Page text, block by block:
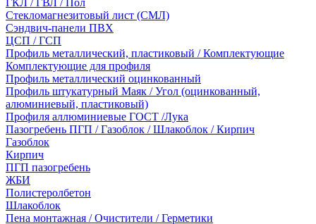
ГКЛ / ГВЛ / Пол
Стекломагнезитовый лист (СМЛ)
Сэндвич-панели ПВХ
ЦСП / ГСП
Профиль металлический, пластиковый / Комплектующие
Комплектующие для профиля
Профиль металлический оцинкованный
Профиль штукатурный Маяк / Угол (оцинкованный,
алюминиевый, пластиковый)
Профиля аллюминиевые ГОСТ /Лука
Пазогребень ПГП / Газоблок / Шлакоблок / Кирпич
Газоблок
Кирпич
ПГП пазогребень
ЖБИ
Полистеролбетон
Шлакоблок
Пена монтажная / Очистители / Герметики